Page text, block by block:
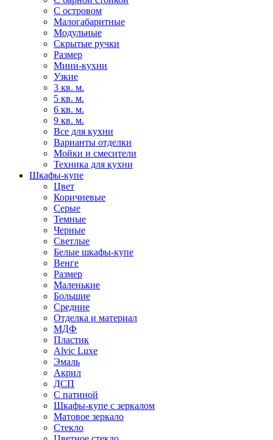
С островом
Малогабаритные
Модульные
Скрытые ручки
Размер
Мини-кухни
Узкие
3 кв. м.
5 кв. м.
6 кв. м.
9 кв. м.
Все для кухни
Варианты отделки
Мойки и смесители
Техника для кухни
Шкафы-купе
Цвет
Коричневые
Серые
Темные
Черные
Светлые
Белые шкафы-купе
Венге
Размер
Маленькие
Большие
Средние
Отделка и материал
МДФ
Пластик
Alvic Luxe
Эмаль
Акрил
ДСП
С патиной
Шкафы-купе с зеркалом
Матовое зеркало
Стекло